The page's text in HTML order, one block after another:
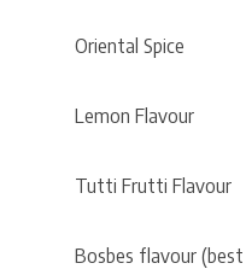
Oriental Spice
Lemon Flavour
Tutti Frutti Flavour
Bosbes flavour